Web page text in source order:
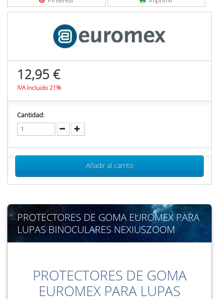
12,95 €
IVA Incluido 21%
Cantidad:
Añadir al carrito
PROTECTORES DE GOMA EUROMEX PARA
LUPAS BINOCULARES NEXIUSZOOM
PROTECTORES DE GOMA
EUROMEX PARA LUPAS